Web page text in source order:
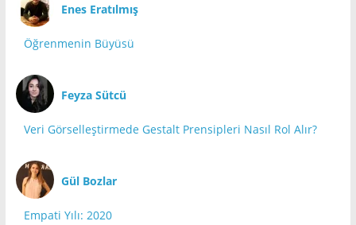
Enes Eratılmış
Öğrenmenin Büyüsü
Feyza Sütcü
Veri Görselleştirmede Gestalt Prensipleri Nasıl Rol Alır?
Gül Bozlar
Empati Yılı: 2020